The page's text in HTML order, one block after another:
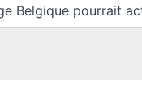
Belgique pourrait